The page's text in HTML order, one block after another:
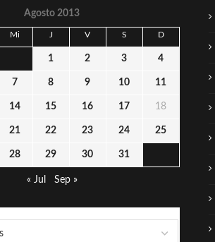
Agosto 2013
Mi J V S D
1 2 3 4
7 8 9 10 11
14 15 16 17 18
21 22 23 24 25
28 29 30 31
« Jul Sep »